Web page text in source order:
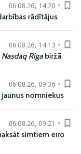
06.08.26, 14:20
rādītājus
06.08.26, 14:13
Nasdaq Riga biržā
06.08.26, 09:36
nomniekus
06.08.26, 09:21
simtiem eiro